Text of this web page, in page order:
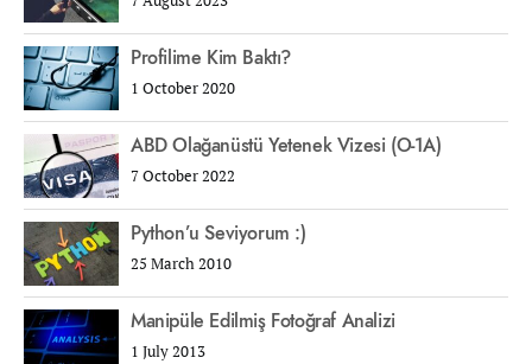
Profilime Kim Baktı?
1 October 2020
ABD Olağanüstü Yetenek Vizesi (O-1A)
7 October 2022
Python’u Seviyorum :)
25 March 2010
Manipüle Edilmiş Fotoğraf Analizi
1 July 2013